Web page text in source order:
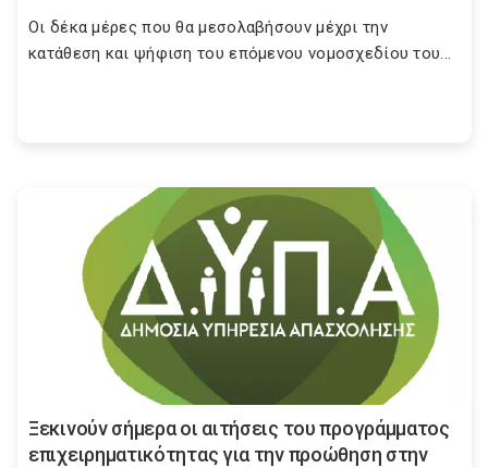
Οι δέκα μέρες που θα μεσολαβήσουν μέχρι την
κατάθεση και ψήφιση του επόμενου νομοσχεδίου του...
Ξεκινούν σήμερα οι αιτήσεις του προγράμματος
επιχειρηματικότητας για την προώθηση στην